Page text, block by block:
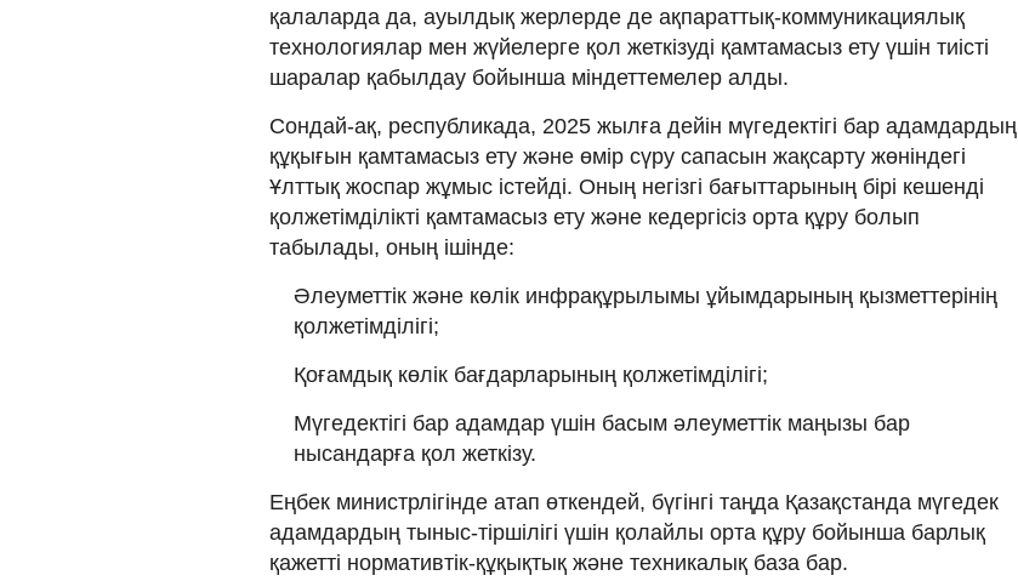
қалаларда да, ауылдық жерлерде де ақпараттық-коммуникациялық
технологиялар мен жүйелерге қол жеткізуді қамтамасыз ету үшін тиісті
шаралар қабылдау бойынша міндеттемелер алды.
Сондай-ақ, республикада, 2025 жылға дейін мүгедектігі бар адамдардың
құқығын қамтамасыз ету және өмір сүру сапасын жақсарту жөніндегі
Ұлттық жоспар жұмыс істейді. Оның негізгі бағыттарының бірі кешенді
қолжетімділікті қамтамасыз ету және кедергісіз орта құру болып
табылады, оның ішінде:
Әлеуметтік және көлік инфрақұрылымы ұйымдарының қызметтерінің
қолжетімділігі;
Қоғамдық көлік бағдарларының қолжетімділігі;
Мүгедектігі бар адамдар үшін басым әлеуметтік маңызы бар
нысандарға қол жеткізу.
Еңбек министрлігінде атап өткендей, бүгінгі таңда Қазақстанда мүгедек
адамдардың тыныс-тіршілігі үшін қолайлы орта құру бойынша барлық
қажетті нормативтік-құқықтық және техникалық база бар.